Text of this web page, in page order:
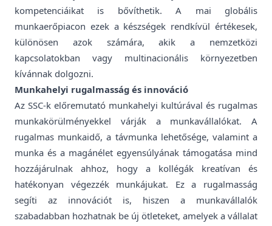
kompetenciáikat is bővíthetik. A mai globális
munkaerőpiacon ezek a készségek rendkívül értékesek,
különösen azok számára, akik a nemzetközi
kapcsolatokban vagy multinacionális környezetben
kívánnak dolgozni.
Munkahelyi rugalmasság és innováció
Az SSC-k előremutató munkahelyi kultúrával és rugalmas
munkakörülményekkel várják a munkavállalókat. A
rugalmas munkaidő, a távmunka lehetősége, valamint a
munka és a magánélet egyensúlyának támogatása mind
hozzájárulnak ahhoz, hogy a kollégák kreatívan és
hatékonyan végezzék munkájukat. Ez a rugalmasság
segíti az innovációt is, hiszen a munkavállalók
szabadabban hozhatnak be új ötleteket, amelyek a vállalat